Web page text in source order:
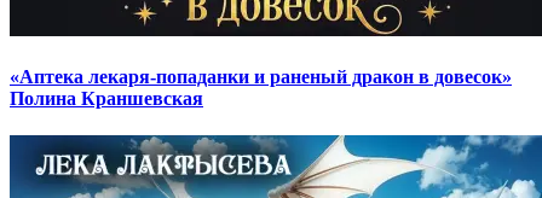
«Аптека лекаря-попаданки и раненый дракон в довесок»
Полина Краншевская